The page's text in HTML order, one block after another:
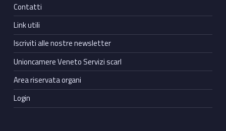
Contatti
Link utili
Iscriviti alle nostre newsletter
Unioncamere Veneto Servizi scarl
Area riservata organi
Login